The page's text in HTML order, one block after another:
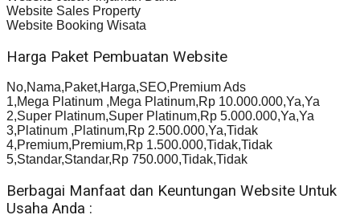
Website Sales Property
Website Booking Wisata
Harga Paket Pembuatan Website
No,Nama,Paket,Harga,SEO,Premium Ads
1,Mega Platinum ,Mega Platinum,Rp 10.000.000,Ya,Ya
2,Super Platinum,Super Platinum,Rp 5.000.000,Ya,Ya
3,Platinum ,Platinum,Rp 2.500.000,Ya,Tidak
4,Premium,Premium,Rp 1.500.000,Tidak,Tidak
5,Standar,Standar,Rp 750.000,Tidak,Tidak
Berbagai Manfaat dan Keuntungan Website Untuk
Usaha Anda :